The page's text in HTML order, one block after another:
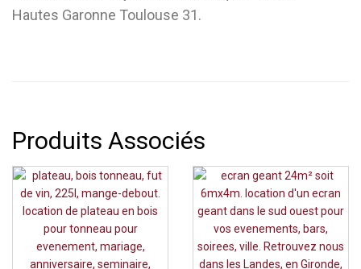
Hautes Garonne Toulouse 31.
Produits Associés